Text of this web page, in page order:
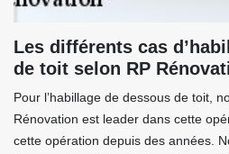
Les différents cas
de toit selon RP
Pour l’habillage de dessous de toit,
Rénovation est leader dans cette
cette opération depuis des années.